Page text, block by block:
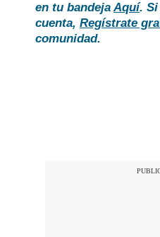
en tu bandejaAquí.
cuenta, Regístrate
comunidad.